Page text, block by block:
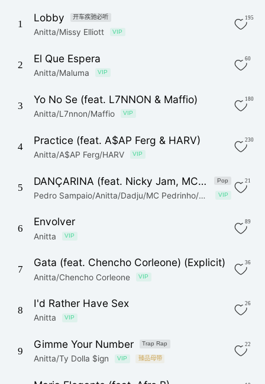
1
Lobby 开车疾驰必听
Anitta/Missy Elliott VIP
195
2
El Que Espera
Anitta/Maluma VIP
60
3
Yo No Se (feat. L7NNON & Maffio)
Anitta/L7nnon/Maffio VIP
180
4
Practice (feat. A$AP Ferg & HARV)
Anitta/A$AP Ferg/HARV VIP
230
5
DANÇARINA (feat. Nicky Jam, MC Pedrinho) (Remix) Pop
Pedro Sampaio/Anitta/Dadju/MC Pedrinho/Nicky Jam VIP
21
6
Envolver
Anitta VIP
89
7
Gata (feat. Chencho Corleone) (Explicit)
Anitta/Chencho Corleone VIP
36
8
I'd Rather Have Sex
Anitta VIP
26
9
Gimme Your Number Trap Rap
Anitta/Ty Dolla $ign VIP 臻品母带
22